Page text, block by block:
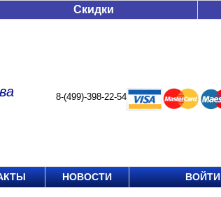
Скидки
8-(499)-398-22-54
НОВОСТИ ВОЙТИ